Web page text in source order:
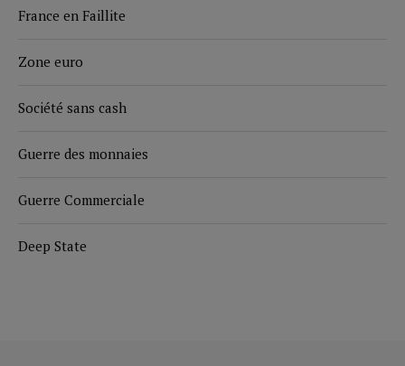
France en Faillite
Zone euro
Société sans cash
Guerre des monnaies
Guerre Commerciale
Deep State